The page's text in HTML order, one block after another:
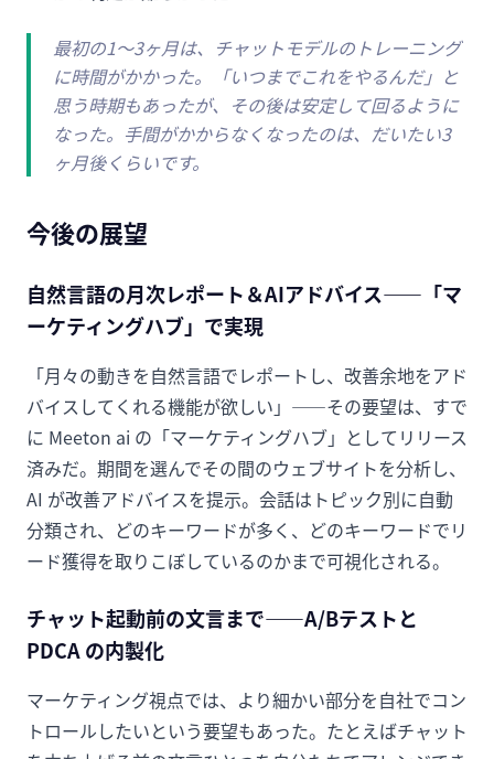
最初の1〜3ヶ月は、チャットモデルのトレーニング
に時間がかかった。「いつまでこれをやるんだ」と
思う時期もあったが、その後は安定して回るように
なった。手間がかからなくなったのは、だいたい3
ヶ月後くらいです。
今後の展望
自然言語の月次レポート＆AIアドバイス——「マ
ーケティングハブ」で実現
「月々の動きを自然言語でレポートし、改善余地をアド
バイスしてくれる機能が欲しい」——その要望は、すで
に Meeton ai の「マーケティングハブ」としてリリース
済みだ。期間を選んでその間のウェブサイトを分析し、
AI が改善アドバイスを提示。会話はトピック別に自動
分類され、どのキーワードが多く、どのキーワードでリ
ード獲得を取りこぼしているのかまで可視化される。
チャット起動前の文言まで——A/Bテストと
PDCA の内製化
マーケティング視点では、より細かい部分を自社でコン
トロールしたいという要望もあった。たとえばチャット